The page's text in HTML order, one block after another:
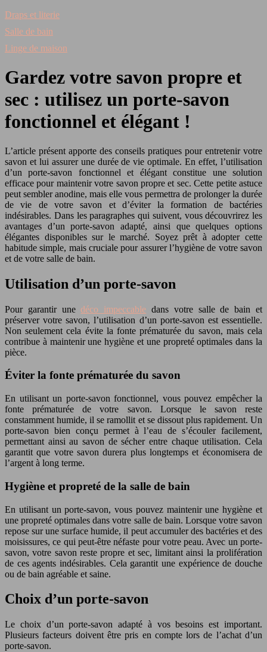
Draps et literie
Salle de bain
Linge de maison
Gardez votre savon propre et
sec : utilisez un porte-savon
fonctionnel et élégant !
L’article présent apporte des conseils pratiques pour entretenir votre
savon et lui assurer une durée de vie optimale. En effet, l’utilisation
d’un porte-savon fonctionnel et élégant constitue une solution
efficace pour maintenir votre savon propre et sec. Cette petite astuce
peut sembler anodine, mais elle vous permettra de prolonger la durée
de vie de votre savon et d’éviter la formation de bactéries
indésirables. Dans les paragraphes qui suivent, vous découvrirez les
avantages d’un porte-savon adapté, ainsi que quelques options
élégantes disponibles sur le marché. Soyez prêt à adopter cette
habitude simple, mais cruciale pour assurer l’hygiène de votre savon
et de votre salle de bain.
Utilisation d’un porte-savon
Pour garantir unedéco impeccable dans votre salle de bain et
préserver votre savon, l’utilisation d’un porte-savon est essentielle.
Non seulement cela évite la fonte prématurée du savon, mais cela
contribue à maintenir une hygiène et une propreté optimales dans la
pièce.
Éviter la fonte prématurée du savon
En utilisant un porte-savon fonctionnel, vous pouvez empêcher la
fonte prématurée de votre savon. Lorsque le savon reste
constamment humide, il se ramollit et se dissout plus rapidement. Un
porte-savon bien conçu permet à l’eau de s’écouler facilement,
permettant ainsi au savon de sécher entre chaque utilisation. Cela
garantit que votre savon durera plus longtemps et économisera de
l’argent à long terme.
Hygiène et propreté de la salle de bain
En utilisant un porte-savon, vous pouvez maintenir une hygiène et
une propreté optimales dans votre salle de bain. Lorsque votre savon
repose sur une surface humide, il peut accumuler des bactéries et des
moisissures, ce qui peut-être néfaste pour votre peau. Avec un porte-
savon, votre savon reste propre et sec, limitant ainsi la prolifération
de ces agents indésirables. Cela garantit une expérience de douche
ou de bain agréable et saine.
Choix d’un porte-savon
Le choix d’un porte-savon adapté à vos besoins est important.
Plusieurs facteurs doivent être pris en compte lors de l’achat d’un
porte-savon.